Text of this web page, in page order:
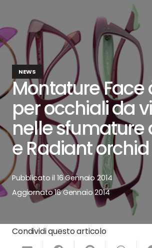
NEWS
Montature Face
per occhiali da
nelle sfumature
e Radiant orchid
Pubblicato il 16 Gennaio 2014
Aggiornato16 Gennaio 2014
Condividi questo articolo